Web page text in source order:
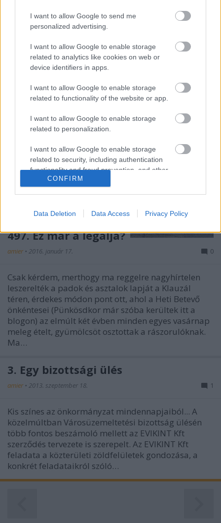
I want to allow Google to send me
personalized advertising.
I want to allow Google to enable storage
related to analytics like cookies on web or
device identifiers in apps.
I want to allow Google to enable storage
related to functionality of the website or app.
I want to allow Google to enable storage
related to personalization.
I want to allow Google to enable storage
related to security, including authentication
functionality and fraud prevention, and other
user protection.
CONFIRM
Data Deletion Data Access Privacy Policy
beletaláltál a kulccsal, az még két irányba forog.S ha
nem akar menni balra, akkor ott van még a
(Sipos F. Tamás - Nincs baj, bébi!) Legalábbis
reméljük, hogy tényleg nincs. Tegnap frissítésként…
497. Ez már a legalja?
amier • 2016. január 17. 0
Csak kérdem, merthogy ma reggelre nagyhírtelen
leszerelték a padok és asztalok lapját a Klauzál
téren, érdekes módon pont ott, ahol a Heti Betevő
önkéntesei (Pünkösdkor már szóba kerültek itt a
blogon) az elmúlt két évben minden egyes vasárnap
meleg ételt, gyümölcsöt osztottak a rászorulóknak.
Ma…
3. Egy bizottsági ülés
amier • 2013. szeptember 18. 1
Kis színes az önkormányzat mindennapjaiból... A
közelmúltban Városüzemeltetési bizottság ülésén
több fontos beszámoló mellett az EVIKINT Kft
szerződés tervezete is szerepelt. Az EVIKINT Kft
feladata a közterületi zöldfelületek gondozása, a
konkrét feladataikról szóló…